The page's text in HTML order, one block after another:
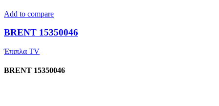
Add to compare
BRENT 15350046
Έπιπλα TV
BRENT 15350046